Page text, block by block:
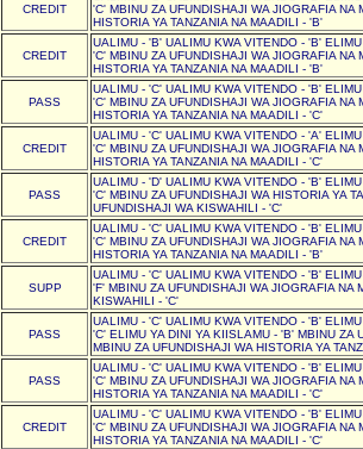
CREDIT
'C' MBINU ZA UFUNDISHAJI WA JIOGRAFIA NA
HISTORIA YA TANZANIA NA MAADILI - 'B'
CREDIT
UALIMU - 'B' UALIMU KWA VITENDO - 'B'
'C' MBINU ZA UFUNDISHAJI WA JIOGRAFIA NA
HISTORIA YA TANZANIA NA MAADILI - 'B'
PASS
UALIMU - 'C' UALIMU KWA VITENDO - 'B'
'C' MBINU ZA UFUNDISHAJI WA JIOGRAFIA NA
HISTORIA YA TANZANIA NA MAADILI - 'C'
CREDIT
UALIMU - 'C' UALIMU KWA VITENDO - 'A'
'C' MBINU ZA UFUNDISHAJI WA JIOGRAFIA NA
HISTORIA YA TANZANIA NA MAADILI - 'C'
PASS
UALIMU - 'D' UALIMU KWA VITENDO - 'B'
'C' MBINU ZA UFUNDISHAJI WA HISTORIA YA
UFUNDISHAJI WA KISWAHILI - 'C'
CREDIT
UALIMU - 'C' UALIMU KWA VITENDO - 'B'
'C' MBINU ZA UFUNDISHAJI WA JIOGRAFIA NA
HISTORIA YA TANZANIA NA MAADILI - 'B'
SUPP
UALIMU - 'C' UALIMU KWA VITENDO - 'B'
'F' MBINU ZA UFUNDISHAJI WA JIOGRAFIA NA
KISWAHILI - 'C'
PASS
UALIMU - 'C' UALIMU KWA VITENDO - 'B'
'C' ELIMU YA DINI YA KIISLAMU - 'B' MBINU ZA
MBINU ZA UFUNDISHAJI WA HISTORIA YA
PASS
UALIMU - 'C' UALIMU KWA VITENDO - 'B'
'C' MBINU ZA UFUNDISHAJI WA JIOGRAFIA NA
HISTORIA YA TANZANIA NA MAADILI - 'C'
CREDIT
UALIMU - 'C' UALIMU KWA VITENDO - 'B'
'C' MBINU ZA UFUNDISHAJI WA JIOGRAFIA NA
HISTORIA YA TANZANIA NA MAADILI - 'C'